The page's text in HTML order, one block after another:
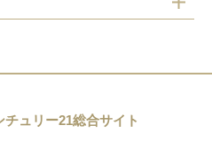
ュリー21総合サイト